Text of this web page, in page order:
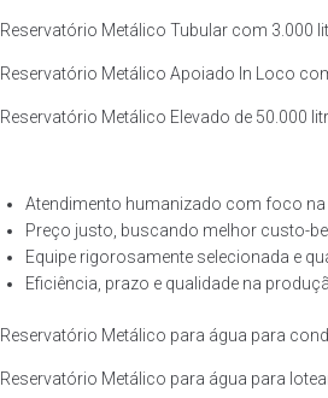
Reservatório Metálico Tubular com 3.000
Reservatório Metálico Apoiado In Loco
Reservatório Metálico Elevado de 50.000
Atendimento humanizado com foco na
Preço justo, buscando melhor custo-
Equipe rigorosamente selecionada e
Eficiência, prazo e qualidade na
Reservatório Metálico para água para
Reservatório Metálico para água para